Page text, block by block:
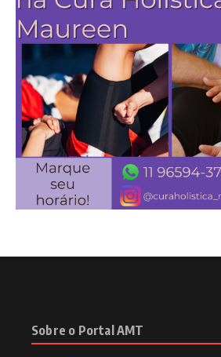
Sobre o Portal AMT